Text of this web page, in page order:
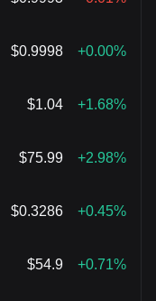
$0.9998 +0.00%
$1.04 +1.68%
$75.99 +2.98%
$0.3286 +0.45%
$54.9 +0.71%